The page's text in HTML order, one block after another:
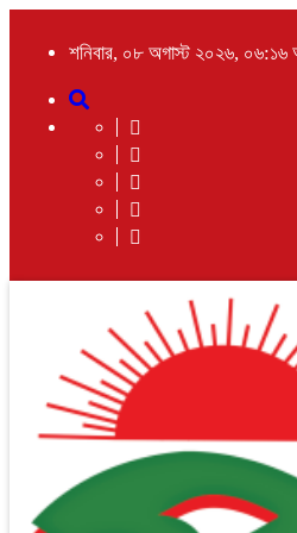
শনিবার, ০৮ অগাস্ট ২০২৬, ০৬:১৬